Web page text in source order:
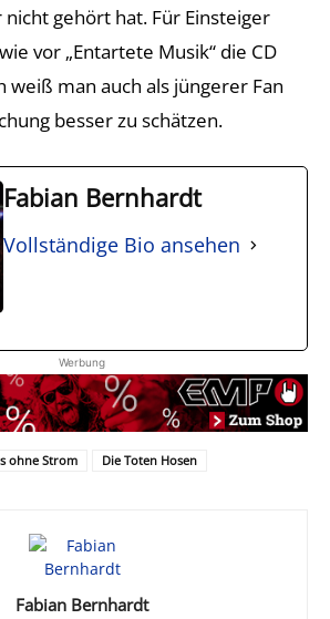
gehört hat. Für Einsteiger
vor „Entartete Musik“ die CD
weiß man auch als jüngerer Fan
besser zu schätzen.
Fabian Bernhardt
Vollständige Bio ansehen
Werbung
ohne Strom Die Toten Hosen
Fabian Bernhardt